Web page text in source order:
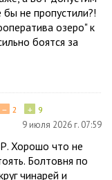
не пропустили?!
озеро" к
боятся за
+ 9
− 2
9 июля 2026 г. 07:59
Хорошо что не
Болтовня по
чинарей и